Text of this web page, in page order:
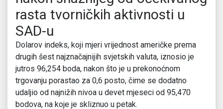
rasta tvorničkih aktivnosti u
SAD-u
Dolarov indeks, koji mjeri vrijednost američke prema
drugih šest najznačajnijih svjetskih valuta, iznosio je
jutros 96,254 boda, nakon što je u prekonoćnom
trgovanju porastao za 0,6 posto, čime se dodatno
udaljio od najnižih nivoa u devet mjeseci od 95,470
bodova, na koje je skliznuo u petak.